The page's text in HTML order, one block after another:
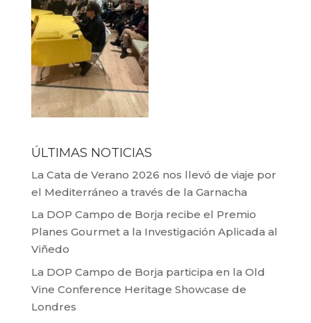
ÚLTIMAS NOTICIAS
La Cata de Verano 2026 nos llevó de viaje por
el Mediterráneo a través de la Garnacha
La DOP Campo de Borja recibe el Premio
Planes Gourmet a la Investigación Aplicada al
Viñedo
La DOP Campo de Borja participa en la Old
Vine Conference Heritage Showcase de
Londres